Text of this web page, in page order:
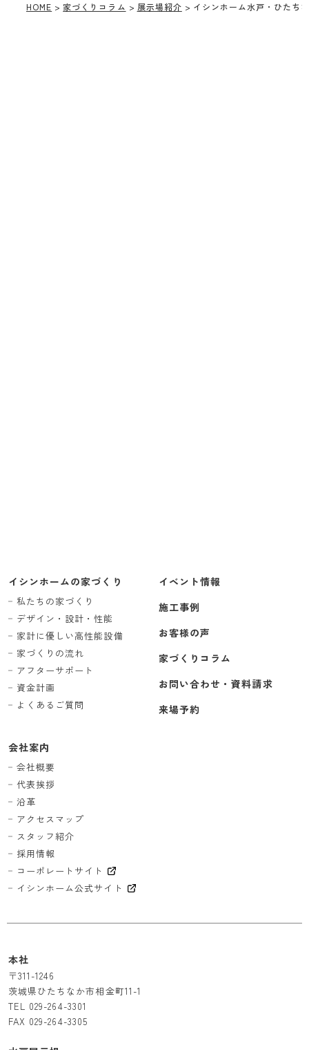
HOME 家づくりコラム 展示場紹介 イシンホーム水戸・ひたち
イシンホームの家づくり
私たちの家づくり
デザイン・設計・性能
家計に優しい高性能設備
家づくりの流れ
アフターサポート
資金計画
よくあるご質問
イベント情報
施工事例
お客様の声
家づくりコラム
お問い合わせ・資料請求
来場予約
会社案内
会社概要
代表挨拶
沿革
アクセスマップ
スタッフ紹介
採用情報
コーポレートサイト
イシンホーム公式サイト
本社
〒311-1246
茨城県ひたちなか市相金町11-1
TEL 029-264-3301
FAX 029-264-3305